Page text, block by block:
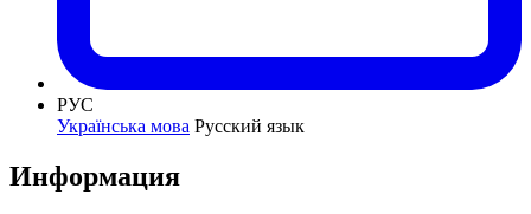
РУС
Українська мова Русский язык
Информация